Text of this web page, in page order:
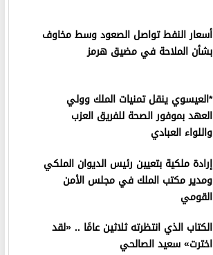
أسعار النفط تواصل الصعود وسط مخاوف
بشأن الملاحة في مضيق هرمز
*العيسوي ينقل تمنيات الملك وولي
العهد بموفور الصحة للفريق العزب
واللواء العبادي
إرادة ملكية بتعيين رئيس الديوان الملكي
ومدير مكتب الملك في مجلس الأمن
القومي
الكتاب الذي انتظرته ثلاثين عامًا .. «لقد
اخترت» سعيد الصالحي